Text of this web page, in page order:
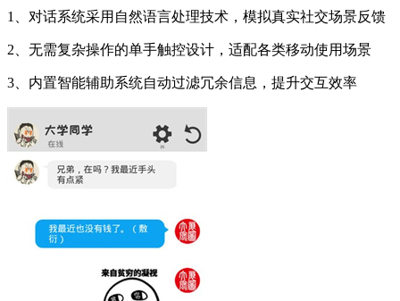
1、对话系统采用自然语言处理技术，模拟真实社交场景反馈
2、无需复杂操作的单手触控设计，适配各类移动使用场景
3、内置智能辅助系统自动过滤冗余信息，提升交互效率